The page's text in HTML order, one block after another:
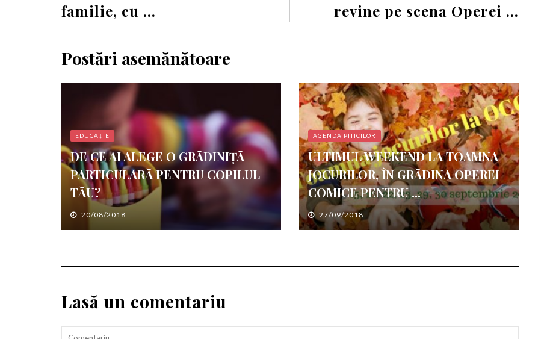
familie, cu ...
revine pe scena Operei ...
Postări asemănătoare
EDUCAȚIE
DE CE AI ALEGE O GRĂDINIȚĂ
PARTICULARĂ PENTRU COPILUL
TĂU?
20/08/2018
AGENDA PITICILOR
ULTIMUL WEEKEND LA TOAMNA
JOCURILOR, ÎN GRĂDINA OPEREI
COMICE PENTRU ...
27/09/2018
Lasă un comentariu